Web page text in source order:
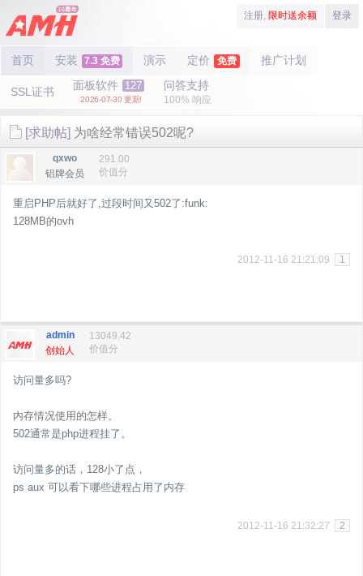
注册, 限时送余额 登录
首页 安装 7.3 免费 演示 定价 免费 推广计划
SSL证书 面板软件 127
2026-07-30 更新!
问答支持
100% 响应
[求助帖] 为啥经常错误502呢?
qxwo
铝牌会员
291.00
价值分
重启PHP后就好了,过段时间又502了:funk:
128MB的ovh
2012-11-16 21:21:09 1
admin
创始人
13049.42
价值分
访问量多吗?
内存情况使用的怎样。
502通常是php进程挂了。
访问量多的话，128小了点，
ps aux 可以看下哪些进程占用了内存
2012-11-16 21:32:27 2